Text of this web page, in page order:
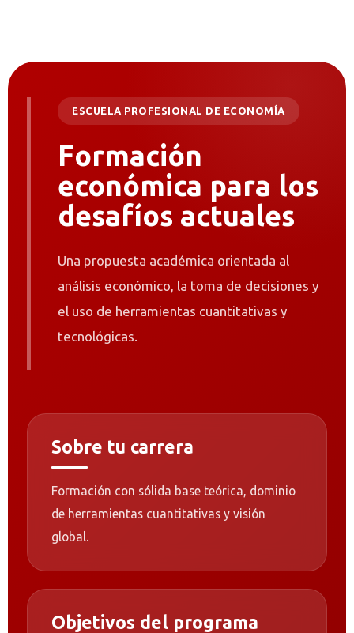
ESCUELA PROFESIONAL DE ECONOMÍA
Formación
económica para los
desafíos actuales
Una propuesta académica orientada al
análisis económico, la toma de decisiones y
el uso de herramientas cuantitativas y
tecnológicas.
Sobre tu carrera
Formación con sólida base teórica, dominio
de herramientas cuantitativas y visión
global.
Objetivos del programa